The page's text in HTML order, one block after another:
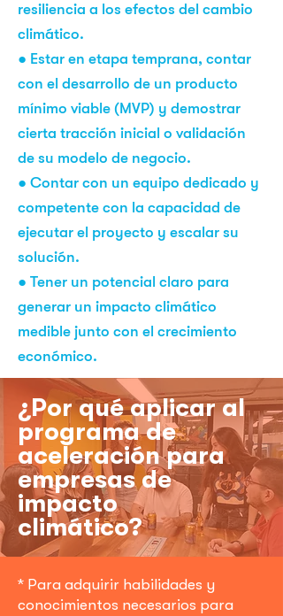
resiliencia a los efectos del cambio
climático.
● Estar en etapa temprana, contar
con el desarrollo de un producto
mínimo viable (MVP) y demostrar
cierta tracción inicial o validación
de su modelo de negocio.
● Contar con un equipo dedicado y
competente con la capacidad de
ejecutar el proyecto y escalar su
solución.
● Tener un potencial claro para
generar un impacto climático
medible junto con el crecimiento
económico.
¿Por qué aplicar al
programa de
aceleración para
empresas de
impacto
climático?
​​* Para adquirir habilidades y
conocimientos necesarios para